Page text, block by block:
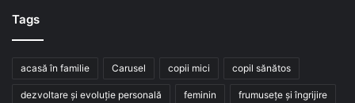
Tags
acasă în familie Carusel copii mici copil sănătos
dezvoltare și evoluție personală feminin frumusețe și îngrijire